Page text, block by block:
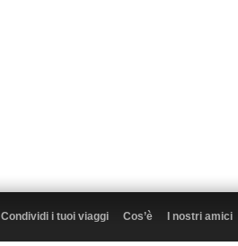
Condividi i tuoi viaggi Cos’è I nostri amici